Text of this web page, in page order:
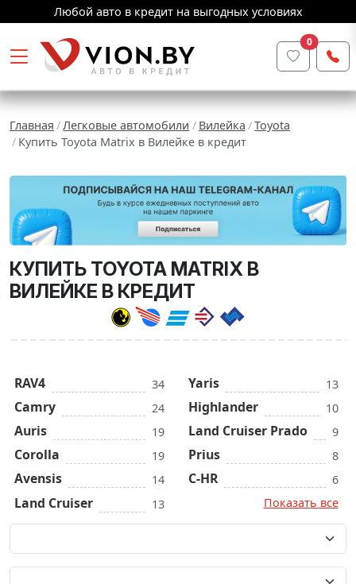
Любой авто в кредит на выгодных условиях
0
Главная Легковые автомобили Вилейка
Toyota
Купить Toyota Matrix в Вилейке в кредит
КУПИТЬ TOYOTA MATRIX В
ВИЛЕЙКЕ В КРЕДИТ
RAV4 34
Camry 24
Auris 19
Corolla 19
Avensis 14
Land Cruiser 13
Yaris 13
Highlander 10
Land Cruiser Prado 9
Prius 8
C-HR
6
Показать все